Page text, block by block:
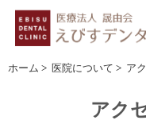
ホーム > 医院について > ア
アク